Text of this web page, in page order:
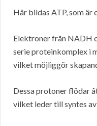
Här bildas ATP, som är
Elektroner från NADH
serie proteinkomplex i
vilket möjliggör
Dessa protoner flödar
vilket leder till syntes av